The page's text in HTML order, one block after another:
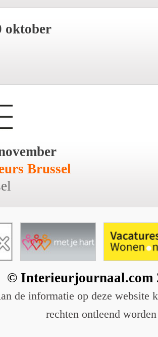
oktober
Brussel
© Interieurjournaal.com
de informatie op deze website
rechten ontleend worden